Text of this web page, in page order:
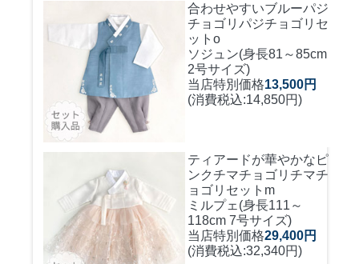
合わせやすいブルーパジ
チョゴリ パジチョゴリセ
ットo
ソジュン(身長81～85cm
2号サイズ)
当店特別価格13,500円
(消費税込:14,850円)
ティアードが華やかなピ
ンクチマチョゴリ チマチ
ョゴリセットm
ミルプェ(身長111～
118cm 7号サイズ)
当店特別価格29,400円
(消費税込:32,340円)